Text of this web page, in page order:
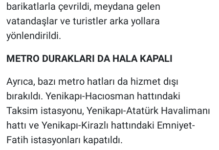
barikatlarla çevrildi, meydana gelen
vatandaşlar ve turistler arka yollara
yönlendirildi.
METRO DURAKLARI DA HALA KAPALI
Ayrıca, bazı metro hatları da hizmet dışı
bırakıldı. Yenikapı-Hacıosman hattındaki
Taksim istasyonu, Yenikapı-Atatürk Havalimanı
hattı ve Yenikapı-Kirazlı hattındaki Emniyet-
Fatih istasyonları kapatıldı.
Kültür Sanat
Ne demişti
Nedir
Popüler
Programlar
Sağlık